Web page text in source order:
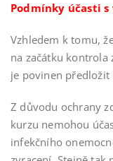
Podmínky účasti
Vzhledem k tomu,
na začátku kontrola
je povinen předložit
Z důvodu ochrany
kurzu nemohou
infekčního